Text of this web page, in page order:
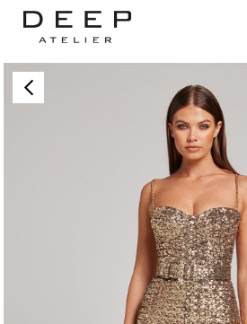
Anasayfa TAKIM & TULUM İp Askılı Payetli Gold